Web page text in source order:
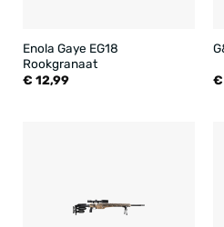
Enola Gaye EG18
Rookgranaat
€ 12,99 €